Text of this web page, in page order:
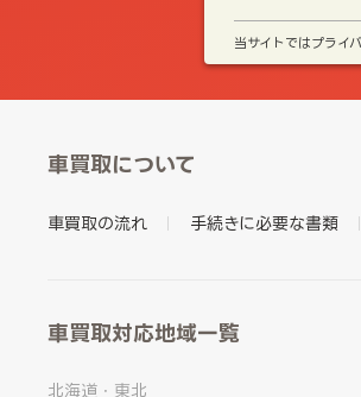
当サイトではプライ
車買取について
車買取の流れ 手続きに必要な書類
車買取対応地域一覧
北海道・東北